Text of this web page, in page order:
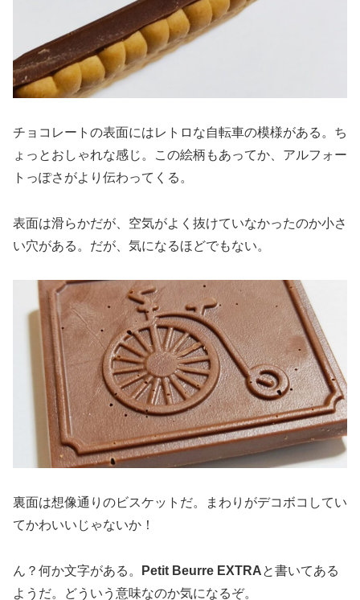
チョコレートの表面にはレトロな自転車の模様がある。ち
ょっとおしゃれな感じ。この絵柄もあってか、アルフォー
トっぽさがより伝わってくる。
表面は滑らかだが、空気がよく抜けていなかったのか小さ
い穴がある。だが、気になるほどでもない。
裏面は想像通りのビスケットだ。まわりがデコボコしてい
てかわいいじゃないか！
ん？何か文字がある。 Petit Beurre EXTRAと書いてある
ようだ。どういう意味なのか気になるぞ。